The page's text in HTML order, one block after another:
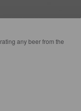
any beer from the